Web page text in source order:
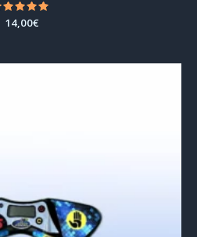
Valorado
con
14,00€